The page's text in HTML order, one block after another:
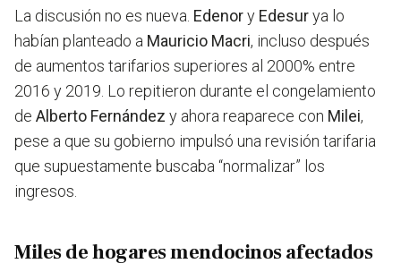
La discusión no es nueva. Edenory Edesurya lo
habían planteado a Mauricio Macri, incluso después
de aumentos tarifarios superiores al 2000% entre
2016 y 2019. Lo repitieron durante el congelamiento
de Alberto Fernández y ahora reaparece con Milei,
pese a que su gobierno impulsó una revisión tarifaria
que supuestamente buscaba “normalizar” los
ingresos.
Miles de hogares mendocinos afectados